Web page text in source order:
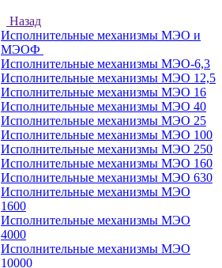
Назад
Исполнительные механизмы МЭО и
МЭОФ
Исполнительные механизмы МЭО-6,3
Исполнительные механизмы МЭО 12,5
Исполнительные механизмы МЭО 16
Исполнительные механизмы МЭО 40
Исполнительные механизмы МЭО 25
Исполнительные механизмы МЭО 100
Исполнительные механизмы МЭО 250
Исполнительные механизмы МЭО 160
Исполнительные механизмы МЭО 630
Исполнительные механизмы МЭО
1600
Исполнительные механизмы МЭО
4000
Исполнительные механизмы МЭО
10000